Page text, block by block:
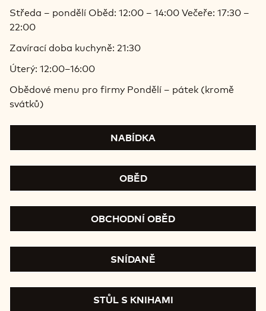
Středa – pondělí Oběd: 12:00 – 14:00 Večeře: 17:30 –
22:00
Zavírací doba kuchyně: 21:30
Úterý: 12:00–16:00
Obědové menu pro firmy Pondělí – pátek (kromě
svátků)
NABÍDKA
OBĚD
OBCHODNÍ OBĚD
SNÍDANĚ
STŮL S KNIHAMI